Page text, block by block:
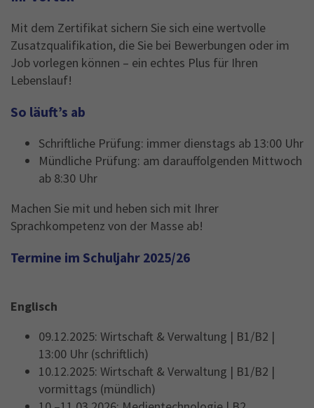
Mit dem Zertifikat sichern Sie sich eine wertvolle
Zusatzqualifikation, die Sie bei Bewerbungen oder im
Job vorlegen können – ein echtes Plus für Ihren
Lebenslauf!
So läuft’s ab
Schriftliche Prüfung: immer dienstags ab 13:00 Uhr
Mündliche Prüfung: am darauffolgenden Mittwoch
ab 8:30 Uhr
Machen Sie mit und heben sich mit Ihrer
Sprachkompetenz von der Masse ab!
Termine im Schuljahr 2025/26
Englisch
09.12.2025: Wirtschaft & Verwaltung | B1/B2 |
13:00 Uhr (schriftlich)
10.12.2025: Wirtschaft & Verwaltung | B1/B2 |
vormittags (mündlich)
Anbieter Google Analytics
Laufzeit
Zweck
how visitors use a website and helps in
creating an analytics report of how the
wbsite is doing. The data collected including
anonymous form.